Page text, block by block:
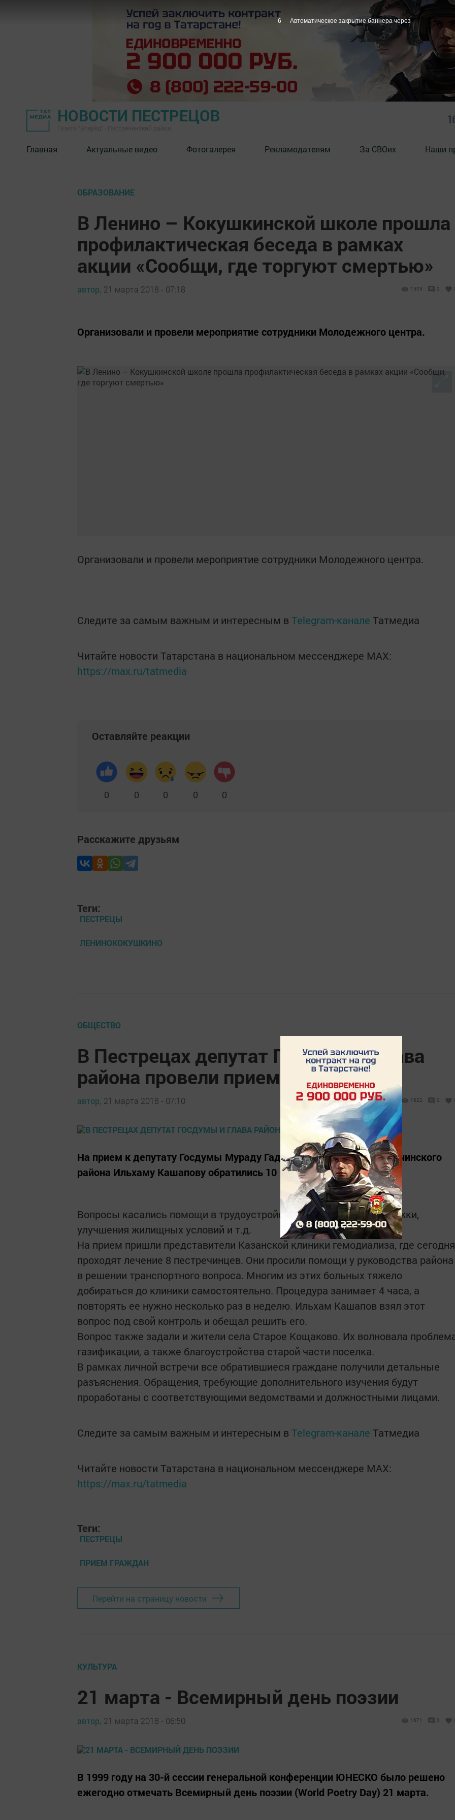
НОВОСТИ ПЕСТРЕЦОВ
Главная Актуальные видео Фотогалерея Рекламодателям За СВОих Наши
ОБРАЗОВАНИЕ
В Ленино – Кокушкинской школе прошла
профилактическая беседа в рамках
акции «Сообщи, где торгуют смертью»
автор, 21 марта 2018 - 07:18 1505 0
Организовали и провели мероприятие сотрудники Молодежного центра.
Организовали и провели мероприятие сотрудники Молодежного центра.
Следите за самым важным и интересным в Telegram-канале Татмедиа
Читайте новости Татарстана в национальном мессенджере MАХ:
https://max.ru/tatmedia
Оставляйте реакции
0 0 0 0 0
Расскажите друзьям
Теги:
ПЕСТРЕЦЫ
ЛЕНИНОКОКУШКИНО
ОБЩЕСТВО
В Пестрецах депутат Госдумы и глава
района провели прием граждан
автор, 21 марта 2018 - 07:10 1622 0
На прием к депутату Госдумы Мураду Гадыльшину и главе Пестречинского
района Ильхаму Кашапову обратились 10 человек.
Вопросы касались помощи в трудоустройстве, социальной поддержки,
улучшения жилищных условий и т.д.
На прием пришли представители Казанской клиники гемодиализа, где сегодня
проходят лечение 8 пестречинцев. Они просили помощи у руководства района
в решении транспортного вопроса. Многим из этих больных тяжело
добираться до клиники самостоятельно. Процедура занимает 4 часа, а
повторять ее нужно несколько раз в неделю. Ильхам Кашапов взял этот
вопрос под свой контроль и обещал решить его.
Вопрос также задали и жители села Старое Кощаково. Их волновала
газификации, а также благоустройства старой части поселка.
В рамках личной встречи все обратившиеся граждане получили детальные
разъяснения. Обращения, требующие дополнительного изучения будут
проработаны с соответствующими ведомствами и должностными лицами.
Следите за самым важным и интересным в Telegram-канале Татмедиа
Читайте новости Татарстана в национальном мессенджере MАХ:
https://max.ru/tatmedia
Теги:
ПЕСТРЕЦЫ
ПРИЕМ ГРАЖДАН
Перейти на страницу новости
КУЛЬТУРА
21 марта - Всемирный день поэзии
автор, 21 марта 2018 - 06:50 1671 0
В 1999 году на 30-й сессии генеральной конференции ЮНЕСКО было решено
ежегодно отмечать Всемирный день поэзии (World Poetry Day) 21 марта.
5 Автоматическое закрытие баннера через